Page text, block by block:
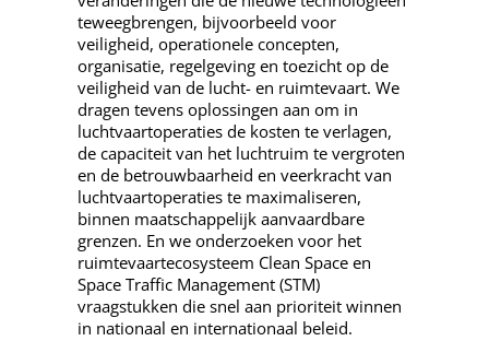
teweegbrengen, bijvoorbeeld voor
veiligheid, operationele concepten,
organisatie, regelgeving en toezicht op de
veiligheid van de lucht- en ruimtevaart. We
dragen tevens oplossingen aan om in
luchtvaartoperaties de kosten te verlagen,
de capaciteit van het luchtruim te vergroten
en de betrouwbaarheid en veerkracht van
luchtvaartoperaties te maximaliseren,
binnen maatschappelijk aanvaardbare
grenzen. En we onderzoeken voor het
ruimtevaartecosysteem Clean Space en
Space Traffic Management (STM)
vraagstukken die snel aan prioriteit winnen
in nationaal en internationaal beleid.